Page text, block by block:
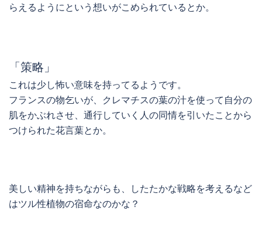
らえるようにという想いがこめられているとか。
「策略」
これは少し怖い意味を持ってるようです。
フランスの物乞いが、クレマチスの葉の汁を使って自分の
肌をかぶれさせ、通行していく人の同情を引いたことから
つけられた花言葉とか。
美しい精神を持ちながらも、したたかな戦略を考えるなど
はツル性植物の宿命なのかな？